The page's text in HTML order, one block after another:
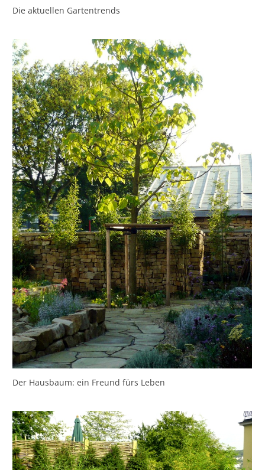
Die aktuellen Gartentrends
Der Hausbaum: ein Freund fürs Leben